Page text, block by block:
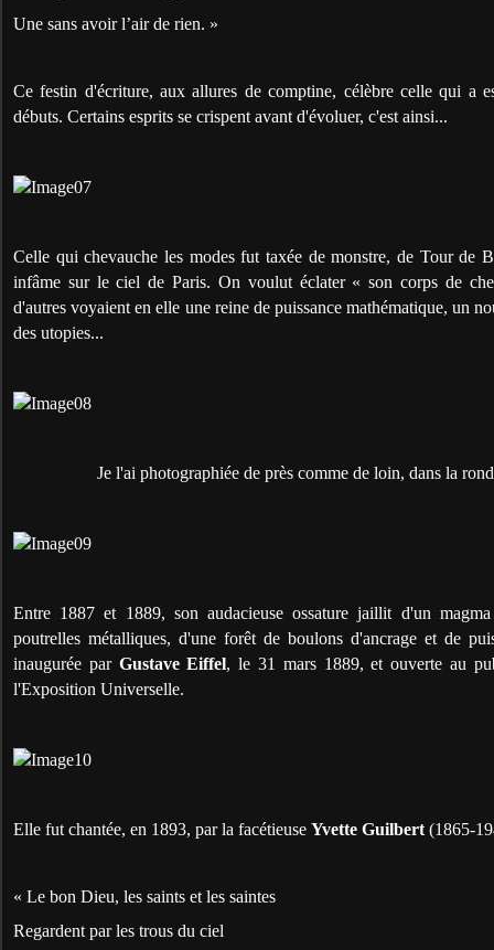
Une sans avoir l’air de rien. »
Ce festin d'écriture, aux allures de comptine, célèbre celle qui a
débuts. Certains esprits se crispent avant d'évoluer, c'est ainsi...
Celle qui chevauche les modes fut taxée de monstre, de Tour de
infâme sur le ciel de Paris. On voulut éclater « son corps de
d'autres voyaient en elle une reine de puissance mathématique, un
des utopies...
Je l'ai photographiée de près comme de loin, dans la
Entre 1887 et 1889, son audacieuse ossature jaillit d'un
poutrelles métalliques, d'une forêt de boulons d'ancrage et de
inaugurée par Gustave Eiffel, le 31 mars 1889, et ouverte au
l'Exposition Universelle.
Elle fut chantée, en 1893, par la facétieuse Yvette Guilbert (1865-
« Le bon Dieu, les saints et les saintes
Regardent par les trous du ciel